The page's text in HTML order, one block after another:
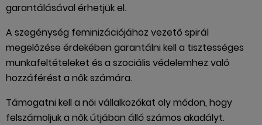
garantálásával érhetjük el.
A szegénység feminizációjához vezető spirál
megelőzése érdekében garantálni kell a tisztességes
munkafeltételeket és a szociális védelemhez való
hozzáférést a nők számára.
Támogatni kell a női vállalkozókat oly módon, hogy
felszámoljuk a nők útjában álló számos akadályt.